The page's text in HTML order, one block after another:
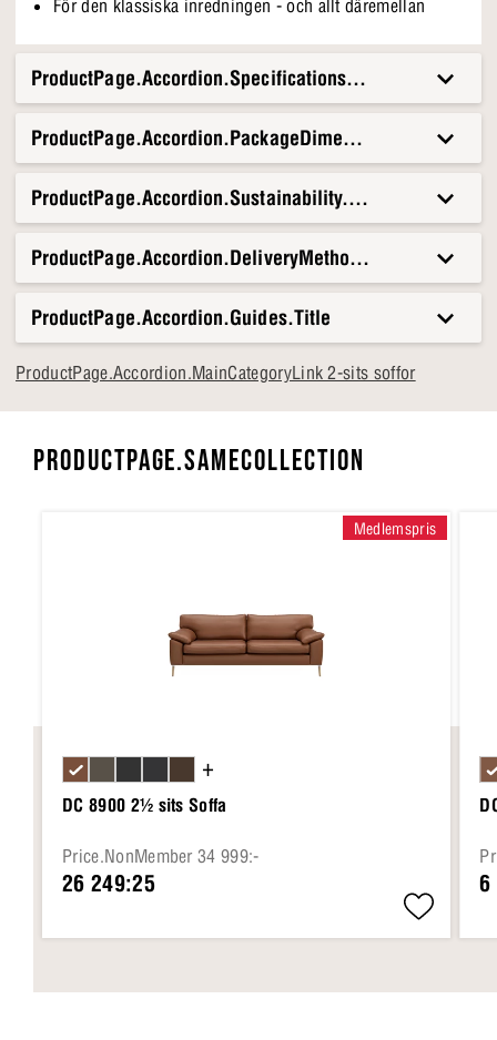
För den klassiska inredningen - och allt däremellan
ProductPage.Accordion.Specifications.Title
ProductPage.Accordion.Sustainability.Title
ProductPage.Accordion.DeliveryMethods.Title
ProductPage.Accordion.Guides.Title
ProductPage.Accordion.MainCategoryLink 2-sits soffor
PRODUCTPAGE.SAMECOLLECTION
Medlemspris
DC 8900 2½ sits Soffa
Price.NonMember 34 999:-
26 249:25
+
6